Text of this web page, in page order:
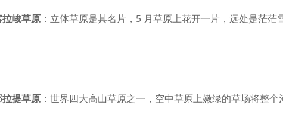
拉峻草原 ：立体草原是其名片， 5 月草原上花开一片，远处是茫茫
拉提草原 ：世界四大高山草原之一，空中草原上嫩绿的草场将整